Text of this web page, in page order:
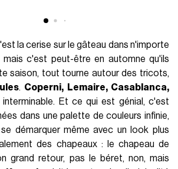
la cerise sur le gâteau dans n'importe
mais c'est peut-être en automne qu'ils
saison, tout tourne autour des tricots,
. Coperni, Lemaire, Casablanca,
Et ce qui est génial, c'est
dans une palette de couleurs infinie,
démarquer même avec un look plus
des chapeaux : le chapeau de
grand retour, pas le béret, non, mais